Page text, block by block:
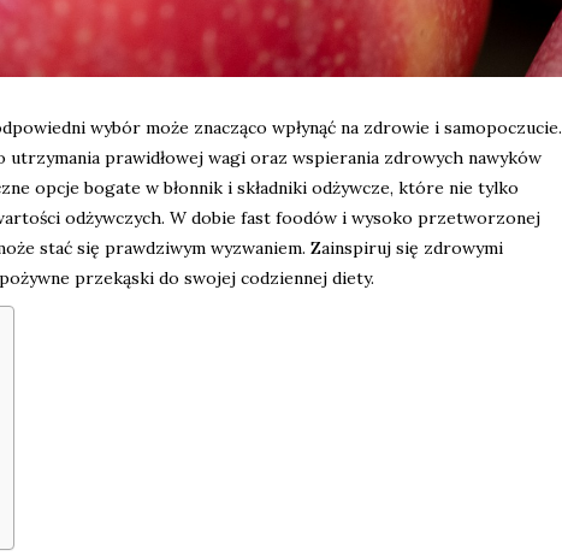
wybór może znacząco wpłynąć na zdrowie i samopoczucie.
prawidłowej wagi oraz wspierania zdrowych nawyków
opcje bogate w błonnik i składniki odżywcze, które nie tylko
odżywczych. W dobie fast foodów i wysoko przetworzonej
stać się prawdziwym wyzwaniem. Zainspiruj się zdrowymi
przekąski do swojej codziennej diety.